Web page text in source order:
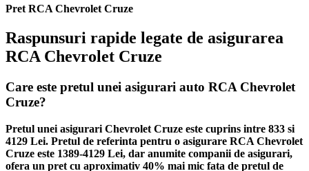
Pret RCA Chevrolet Cruze
Raspunsuri rapide legate de asigurarea
RCA Chevrolet Cruze
Care este pretul unei asigurari auto RCA Chevrolet
Cruze?
Pretul unei asigurari Chevrolet Cruze este cuprins intre 833 si
4129 Lei. Pretul de referinta pentru o asigurare RCA Chevrolet
Cruze este 1389-4129 Lei, dar anumite companii de asigurari,
ofera un pret cu aproximativ 40% mai mic fata de pretul de